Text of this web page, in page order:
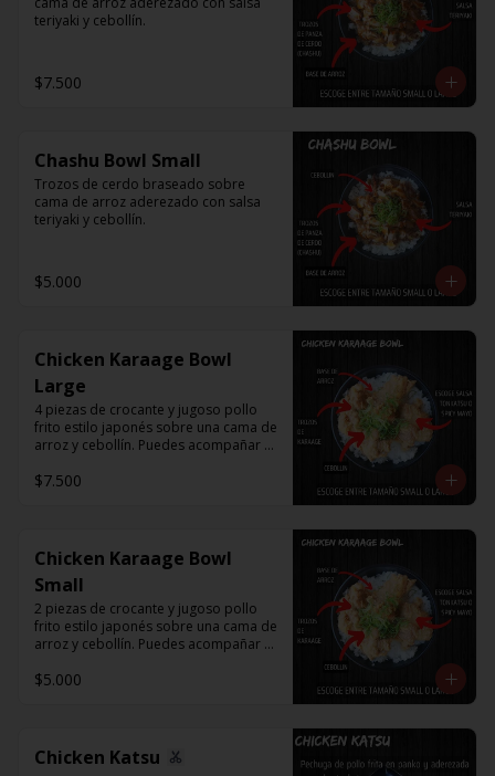
teriyaki y cebollín.
$7.500
Chashu Bowl Small
Trozos de cerdo braseado sobre
cama de arroz aderezado con salsa
teriyaki y cebollín.
$5.000
Chicken Karaage Bowl
Large
4 piezas de crocante y jugoso pollo
frito estilo japonés sobre una cama de
arroz y cebollín. Puedes acompañar
$7.500
Chicken Karaage Bowl
Small
2 piezas de crocante y jugoso pollo
frito estilo japonés sobre una cama de
arroz y cebollín. Puedes acompañar
$5.000
Chicken Katsu